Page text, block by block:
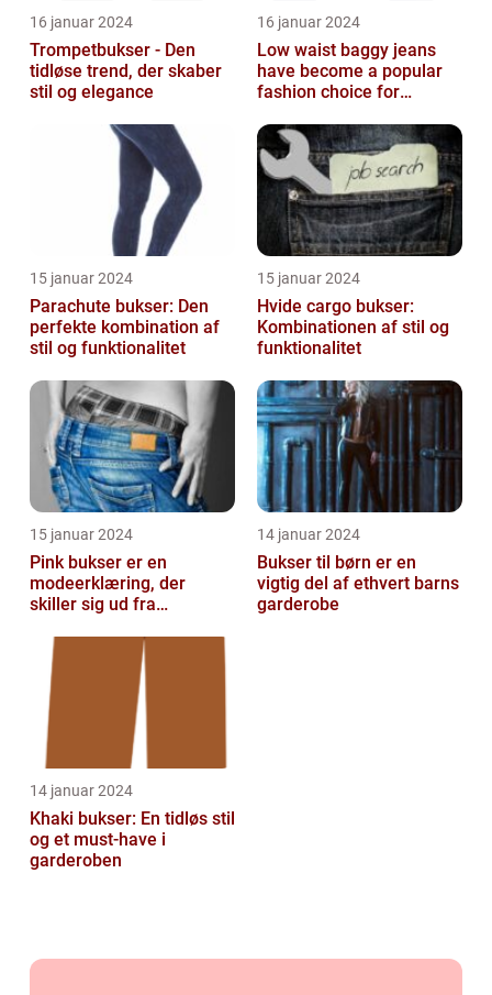
16 januar 2024
Trompetbukser - Den
tidløse trend, der skaber
stil og elegance
16 januar 2024
Low waist baggy jeans
have become a popular
fashion choice for
comfort without...
15 januar 2024
Parachute bukser: Den
perfekte kombination af
stil og funktionalitet
15 januar 2024
Hvide cargo bukser:
Kombinationen af stil og
funktionalitet
15 januar 2024
Pink bukser er en
modeerklæring, der
skiller sig ud fra
både stil og personligh...
14 januar 2024
Bukser til børn er en
vigtig del af ethvert barns
garderobe
14 januar 2024
Khaki bukser: En tidløs stil
og et must-have i
garderoben